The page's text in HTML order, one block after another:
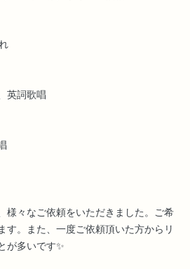
英詞歌唱
様々なご依頼をいただきました。ご希
す。また、一度ご依頼頂いた方からリ
が多いです✨